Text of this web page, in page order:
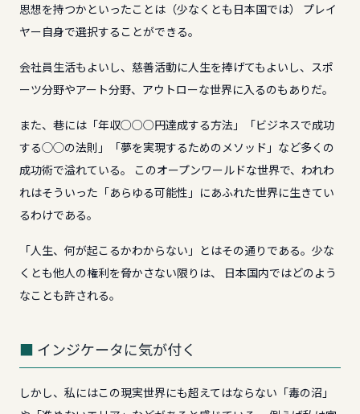
思想を持つかといったことは（少なくとも日本国では） プレイ
ヤー自身で選択することができる。
会社員生活もよいし、慈善活動に人生を捧げてもよいし、スポ
ーツ分野やアート分野、アウトローな世界に入るのもありだ。
また、巷には「年収○○○円達成する方法」「ビジネスで成功
する◯◯の法則」「夢を実現するためのメソッド」など多くの
成功術で溢れている。 このオープンワールドな世界で、われわ
れはそういった「あらゆる可能性」にあふれた世界に生きてい
るわけである。
「人生、何が起こるかわからない」とはその通りである。少な
くとも他人の権利を脅かさない限りは、 日本国内ではどのよう
なことも許される。
インジケータに気が付く
しかし、私にはこの現実世界にも超えてはならない「毒の沼」